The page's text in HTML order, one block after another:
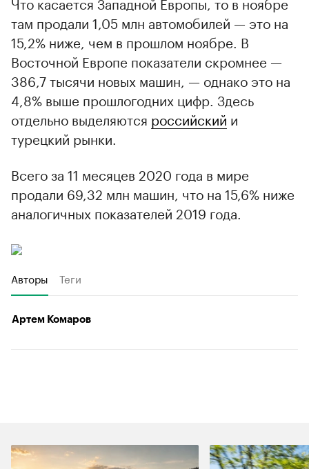
там продали 1,05 млн автомобилей — это на
15,2% ниже, чем в прошлом ноябре. В
Восточной Европе показатели скромнее —
386,7 тысячи новых машин, — однако это на
4,8% выше прошлогодних цифр. Здесь
отдельно выделяются российский и
турецкий рынки.
Всего за 11 месяцев 2020 года в мире
продали 69,32 млн машин, что на 15,6% ниже
аналогичных показателей 2019 года.
Авторы Теги
Артем Комаров